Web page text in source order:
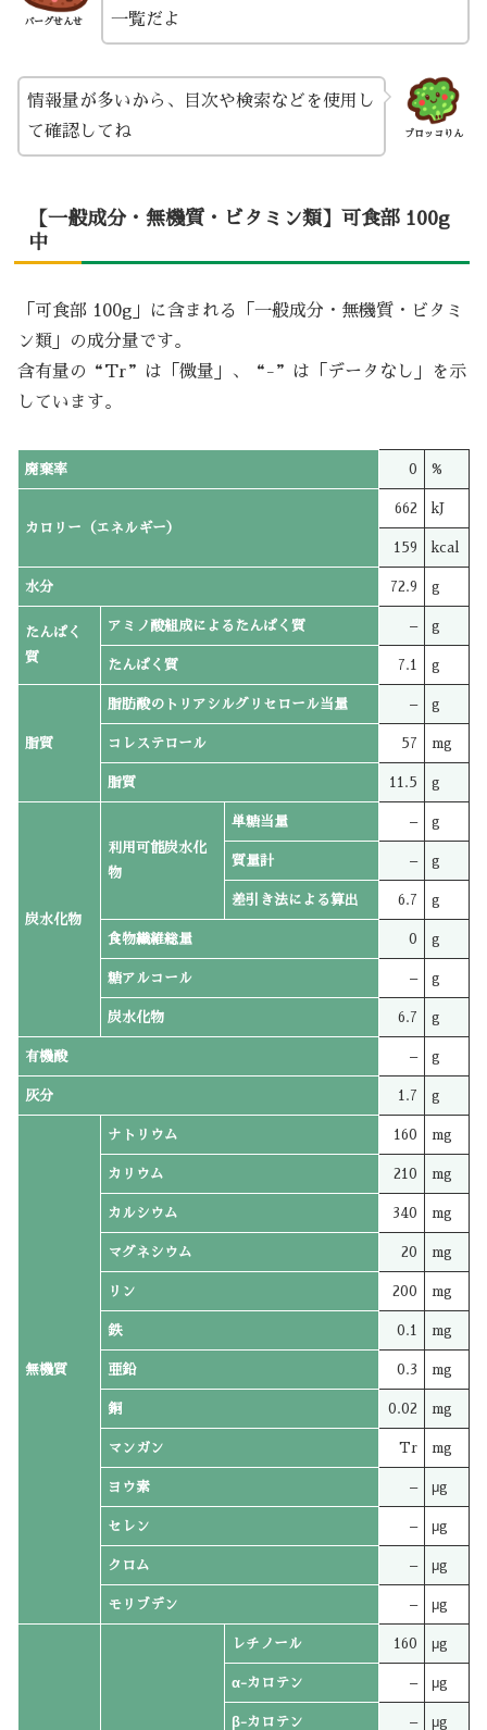
バーグせんせ
一覧だよ
ブロッコりん
情報量が多いから、目次や検索などを使用し
て確認してね
【一般成分・無機質・ビタミン類】可食部 100g
中
「可食部 100g」に含まれる「一般成分・無機質・ビタミ
ン類」の成分量です。
含有量の“Tr”は「微量」、“-”は「データなし」を示
しています。
廃棄率 0 %
カロリー（エネルギー）
662 kJ
159 kcal
水分 72.9 g
たんぱく
質
アミノ酸組成によるたんぱく質 – g
たんぱく質 7.1 g
脂質
脂肪酸のトリアシルグリセロール当量 – g
コレステロール 57 mg
脂質 11.5 g
炭水化物
利用可能炭水化
物
単糖当量 – g
質量計 – g
差引き法による算出 6.7 g
食物繊維総量 0 g
糖アルコール – g
炭水化物 6.7 g
有機酸 – g
灰分 1.7 g
無機質
ナトリウム 160 mg
カリウム 210 mg
カルシウム 340 mg
マグネシウム 20 mg
リン 200 mg
鉄 0.1 mg
亜鉛 0.3 mg
銅 0.02 mg
マンガン Tr mg
ヨウ素 – μg
セレン – μg
クロム – μg
モリブデン – μg
レチノール 160 μg
α-カロテン – μg
β-カロテン – μg